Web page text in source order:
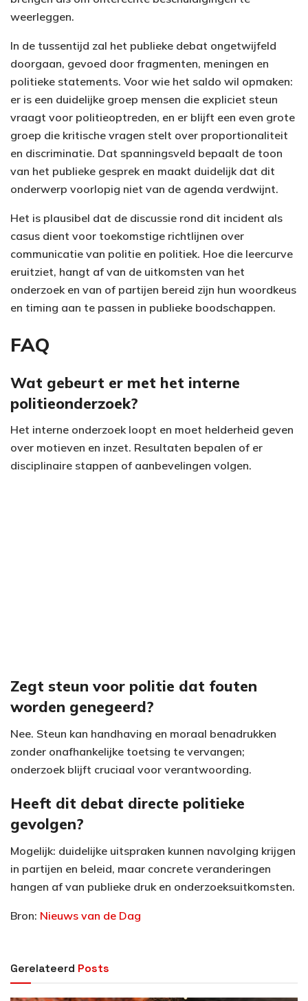
weerleggen.
In de tussentijd zal het publieke debat ongetwijfeld
doorgaan, gevoed door fragmenten, meningen en
politieke statements. Voor wie het saldo wil opmaken:
er is een duidelijke groep mensen die expliciet steun
vraagt voor politieoptreden, en er blijft een even grote
groep die kritische vragen stelt over proportionaliteit
en discriminatie. Dat spanningsveld bepaalt de toon
van het publieke gesprek en maakt duidelijk dat dit
onderwerp voorlopig niet van de agenda verdwijnt.
Het is plausibel dat de discussie rond dit incident als
casus dient voor toekomstige richtlijnen over
communicatie van politie en politiek. Hoe die leercurve
eruitziet, hangt af van de uitkomsten van het
onderzoek en van of partijen bereid zijn hun woordkeus
en timing aan te passen in publieke boodschappen.
FAQ
Wat gebeurt er met het interne
politieonderzoek?
Het interne onderzoek loopt en moet helderheid geven
over motieven en inzet. Resultaten bepalen of er
disciplinaire stappen of aanbevelingen volgen.
Zegt steun voor politie dat fouten
worden genegeerd?
Nee. Steun kan handhaving en moraal benadrukken
zonder onafhankelijke toetsing te vervangen;
onderzoek blijft cruciaal voor verantwoording.
Heeft dit debat directe politieke
gevolgen?
Mogelijk: duidelijke uitspraken kunnen navolging krijgen
in partijen en beleid, maar concrete veranderingen
hangen af van publieke druk en onderzoeksuitkomsten.
Bron: Nieuws van de Dag
Gerelateerd Posts